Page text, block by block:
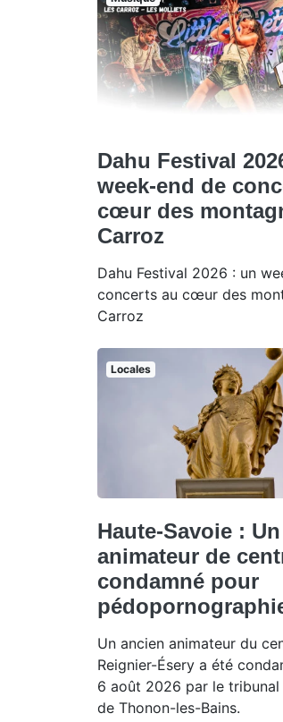
Dahu Festival
week-end de
cœur des
Carroz
Dahu Festival 2026 : un
concerts au cœur des
Carroz
Locales
Haute-Savoie : Un
animateur de
condamné pour
Un ancien animateur du
Reignier-Ésery a été
6 août 2026 par le
de Thonon-les-Bains.